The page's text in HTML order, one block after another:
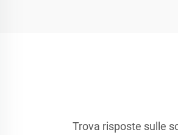
Trova risposte sulle